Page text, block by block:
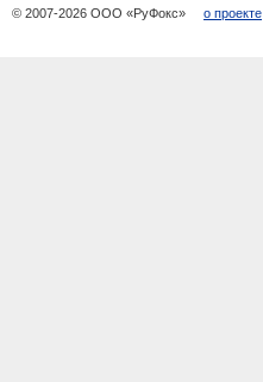
© 2007-2026 ООО «РуФокс» о проекте